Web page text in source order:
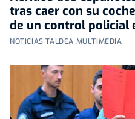
tras caer con su
de un control policial
NOTICIAS TALDEA MULTIMEDIA